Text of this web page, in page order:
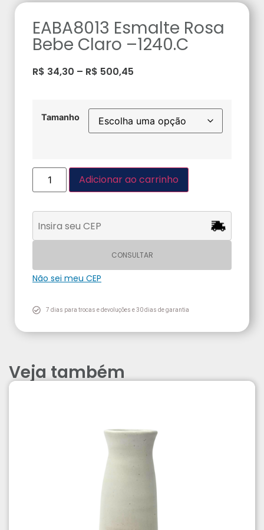
EABA8013 Esmalte Rosa
Bebe Claro –1240.C
R$ 34,30 – R$ 500,45
Tamanho
Adicionar ao carrinho
CONSULTAR
Não sei meu CEP
7 dias para trocas e devoluções e 30 dias de garantia
Veja também